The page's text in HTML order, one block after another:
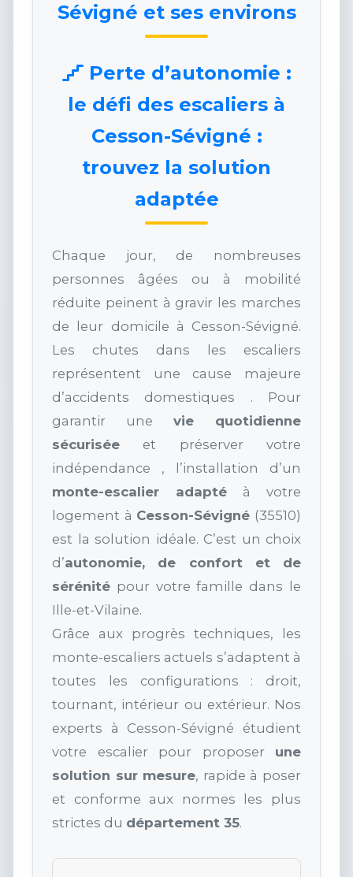
Sévigné et ses environs
Perte d’autonomie :
le défi des escaliers à
Cesson-Sévigné :
trouvez la solution
adaptée
Chaque jour, de nombreuses
personnes âgées ou à mobilité
réduite peinent à gravir les marches
de leur domicile à Cesson-Sévigné.
Les chutes dans les escaliers
représentent une cause majeure
d’accidents domestiques . Pour
garantir une vie quotidienne
sécurisée et préserver votre
indépendance , l’installation d’un
monte-escalier adapté à votre
logement à Cesson-Sévigné (35510)
est la solution idéale. C’est un choix
d’autonomie, de confort et de
sérénité pour votre famille dans le
Ille-et-Vilaine.
Grâce aux progrès techniques, les
monte-escaliers actuels s’adaptent à
toutes les configurations : droit,
tournant, intérieur ou extérieur. Nos
experts à Cesson-Sévigné étudient
votre escalier pour proposer une
solution sur mesure, rapide à poser
et conforme aux normes les plus
strictes du département 35.